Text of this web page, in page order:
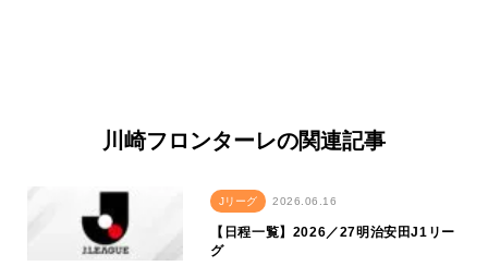
川崎フロンターレの関連記事
Jリーグ 2026.06.16
【日程一覧】2026／27明治安田J1リー
グ